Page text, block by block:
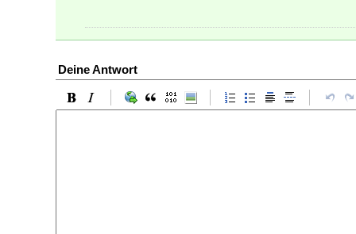
Deine Antwort